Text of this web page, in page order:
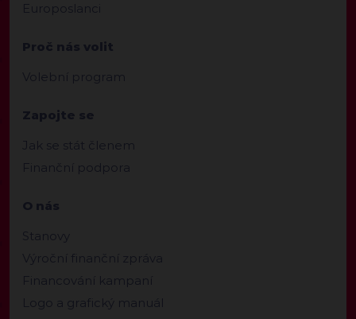
Europoslanci
Proč nás volit
Volební program
Zapojte se
Jak se stát členem
Finanční podpora
O nás
Stanovy
Výroční finanční zpráva
Financování kampaní
Logo a grafický manuál